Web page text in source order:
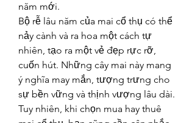
năm mới.
Bộ rễ lâu năm của mai cổ thụ có thể
nảy cành và ra hoa một cách tự
nhiên, tạo ra một vẻ đẹp rực rỡ,
cuốn hút. Những cây mai này mang
ý nghĩa may mắn, tượng trưng cho
sự bền vững và thịnh vượng lâu dài.
Tuy nhiên, khi chọn mua hay thuê